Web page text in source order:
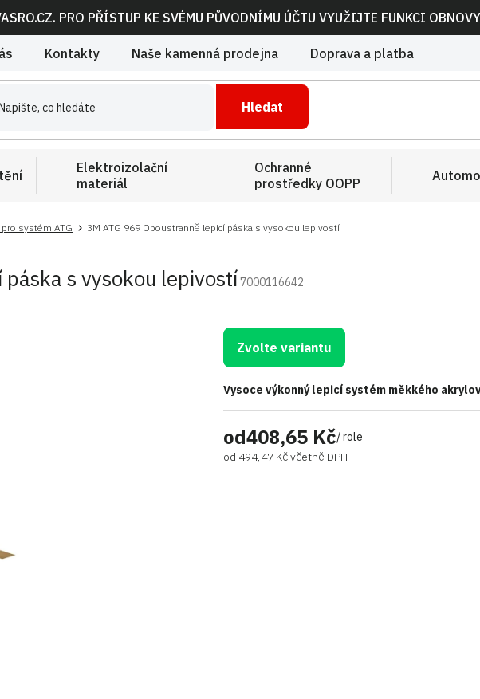
PRO PŘÍSTUP KE SVÉMU PŮVODNÍMU ÚČTU VYUŽIJTE FUNKCI
Kontakty Naše kamenná prodejna Doprava a platba
Hledat
Elektroizolační
materiál
Ochranné
prostředky OOPP
pro systém ATG 3M ATG 969 Oboustranně lepicí páska s vysokou lepivostí
s vysokou lepivostí7000116642
od408,65 Kč/ role
od 494,47 Kčvčetně DPH
Zvolte variantu
Vysoce výkonný lepicí systém měkkého